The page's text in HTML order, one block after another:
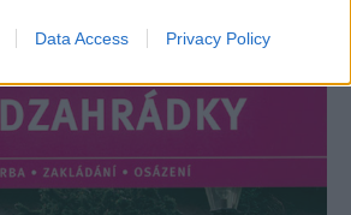
Data Access Privacy Policy